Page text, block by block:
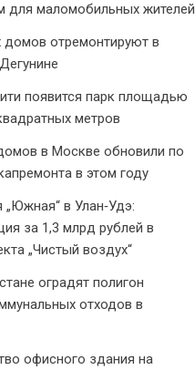
для маломобильных жителей
отремонтируют в
появится парк площадью
метров
в Москве обновили по
в этом году
в Улан‑Удэ:
за 1,3 млрд рублей в
„Чистый воздух“
оградят полигон
отходов в
офисного здания на